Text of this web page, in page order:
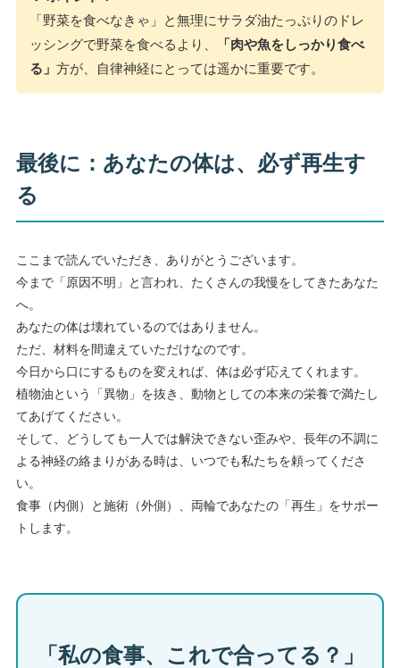
「野菜を食べなきゃ」と無理にサラダ油たっぷりのドレ
ッシングで野菜を食べるより、
「肉や魚をしっかり食べ
る」 方が、自律神経にとっては遥かに重要です。
最後に：あなたの体は、必ず再生す
る
ここまで読んでいただき、ありがとうございます。
今まで「原因不明」と言われ、たくさんの我慢をしてきたあなた
へ。
あなたの体は壊れているのではありません。
ただ、材料を間違えていただけなのです。
今日から口にするものを変えれば、体は必ず応えてくれます。
植物油という「異物」を抜き、動物としての本来の栄養で満たし
てあげてください。
そして、どうしても一人では解決できない歪みや、長年の不調に
よる神経の絡まりがある時は、いつでも私たちを頼ってくださ
い。
食事（内側）と施術（外側）、両輪であなたの「再生」をサポー
トします。
「私の食事、これで合ってる？」